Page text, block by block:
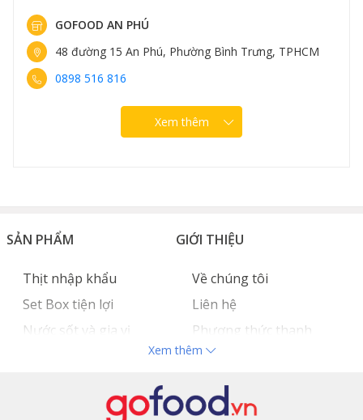
GOFOOD AN PHÚ
48 đường 15 An Phú, Phường Bình Trưng, TPHCM
0898 516 816
Xem thêm
SẢN PHẨM
Thịt nhập khẩu
Set Box tiện lợi
Nước sốt và gia vị
GIỚI THIỆU
Về chúng tôi
Liên hệ
Phương thức thanh
toán
Tuyển dụng
Xem thêm